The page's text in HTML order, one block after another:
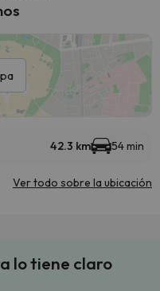
42.3 km 54 min
Ver todo sobre la ubicación
lo tiene claro